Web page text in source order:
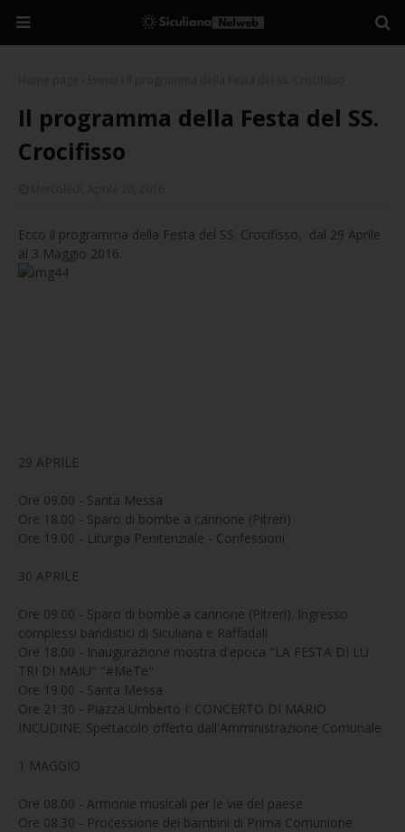
Il programma della Festa del SS.
Crocifisso
Ecco il programma della Festa del SS. Crocifisso, dal 29 Aprile
al 3 Maggio 2016.
29 APRILE
Ore 09.00 - Santa Messa
Ore 18.00 - Sparo di bombe a cannone (Pitreri)
Ore 19.00 - Liturgia Penitenziale - Confessioni
30 APRILE
Ore 09.00 - Sparo di bombe a cannone (Pitreri). Ingresso
complessi bandistici di Siculiana e Raffadali
Ore 18.00 - Inaugurazione mostra d'epoca "LA FESTA DI LU
TRI DI MAIU" "#MeTe"
Ore 19.00 - Santa Messa
Ore 21.30 - Piazza Umberto I: CONCERTO DI MARIO
INCUDINE. Spettacolo offerto dall'Amministrazione Comunale
1 MAGGIO
Ore 08.00 - Armonie musicali per le vie del paese
Ore 08.30 - Processione dei bambini di Prima Comunione